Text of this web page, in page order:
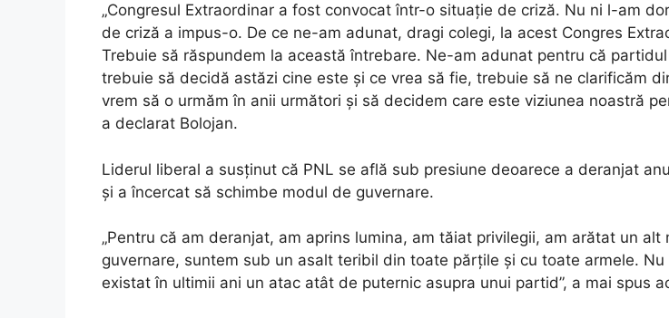
„Congresul Extraordinar a fost convocat într-o situație de criză. Nu ni l-am
de criză a impus-o. De ce ne-am adunat, dragi colegi, la acest Congres
Trebuie să răspundem la această întrebare. Ne-am adunat pentru că
trebuie să decidă astăzi cine este și ce vrea să fie, trebuie să ne clarificăm
vrem să o urmăm în anii următori și să decidem care este viziunea noastră
a declarat Bolojan.
Liderul liberal a susținut că PNL se află sub presiune deoarece a deranjat
și a încercat să schimbe modul de guvernare.
„Pentru că am deranjat, am aprins lumina, am tăiat privilegii, am arătat un alt
guvernare, suntem sub un asalt teribil din toate părțile și cu toate armele. Nu
existat în ultimii ani un atac atât de puternic asupra unui partid”, a mai spus